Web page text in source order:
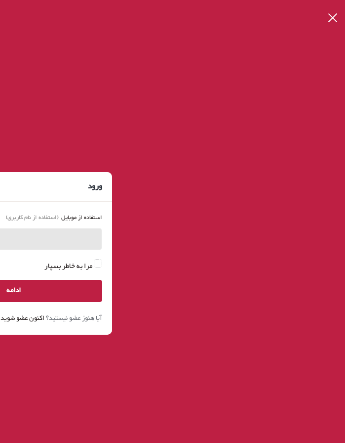
ورود
استفاده از موبایل استفاده از نام کاربری
مرا به خاطر بسپار
ادامه
آیا هنوز عضو نیستید؟اکنون عضو شوید